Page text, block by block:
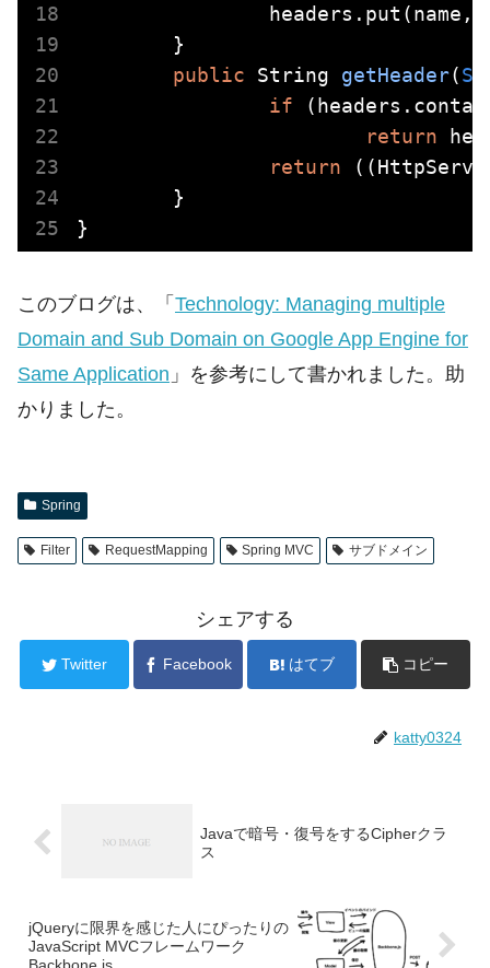
		headers.put(name,
public String getHeader(
if
return
return
このブログは、「 Technology: Managing multiple
Domain and Sub Domain on Google App Engine for
Same Application 」を参考にして書かれました。助
かりました。
Spring
Filter RequestMapping Spring MVC サブドメイン
シェアする
Twitter Facebook はてブ コピー
katty0324
Javaで暗号・復号をするCipherクラ
ス
jQueryに限界を感じた人にぴったりの
JavaScript MVCフレームワーク